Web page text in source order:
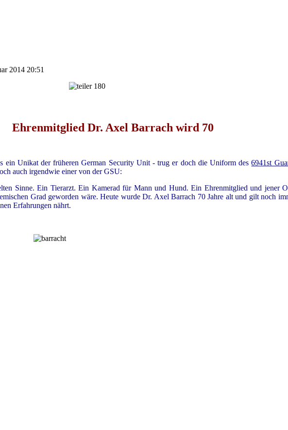
2014 20:51
Ehrenmitglied Dr. Axel Barrach wird 70
ein Unikat der früheren German Security Unit - trug er doch die Uniform des6941st
auch irgendwie einer von der GSU:
Sinne. Ein Tierarzt. Ein Kamerad für Mann und Hund. Ein Ehrenmitglied und jener
Grad geworden wäre. Heute wurde Dr. Axel Barrach 70 Jahre alt und gilt noch
Erfahrungen nährt.